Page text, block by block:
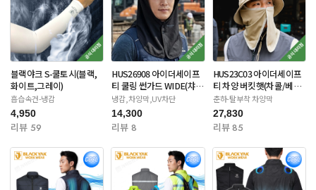
블랙야크 S-쿨토시(블랙,
화이트,그레이)
흡습속건-냉감
4,950
리뷰 59
HUS26908 아이더세이프
티 쿨링 썬가드 WIDE(챠
콜/네이비)
냉감,차양막,UV차단
14,300
리뷰 8
HUS23C03 아이더세이프
티 차양 버킷햇(차콜/베이
지/라이트카키)
춘하-탈부착 차양막
27,830
리뷰 85